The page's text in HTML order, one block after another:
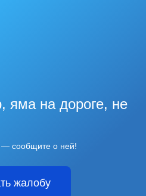
яма на дороге, не
— сообщите о ней!
жалобу